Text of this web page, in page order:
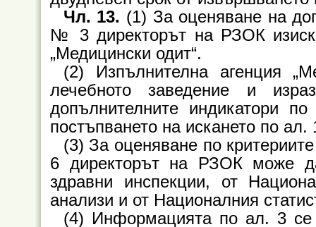
Чл. 13. (1) За оценяване на
№ 3 директорът на РЗОК
„Медицински одит“.
(2) Изпълнителна агенция
лечебното заведение и
допълнителните индикатори
постъпването на искането по ал.
(3) За оценяване по
6 директорът на РЗОК може
здравни инспекции, от
анализи и от Националния
(4) Информацията по ал. 3